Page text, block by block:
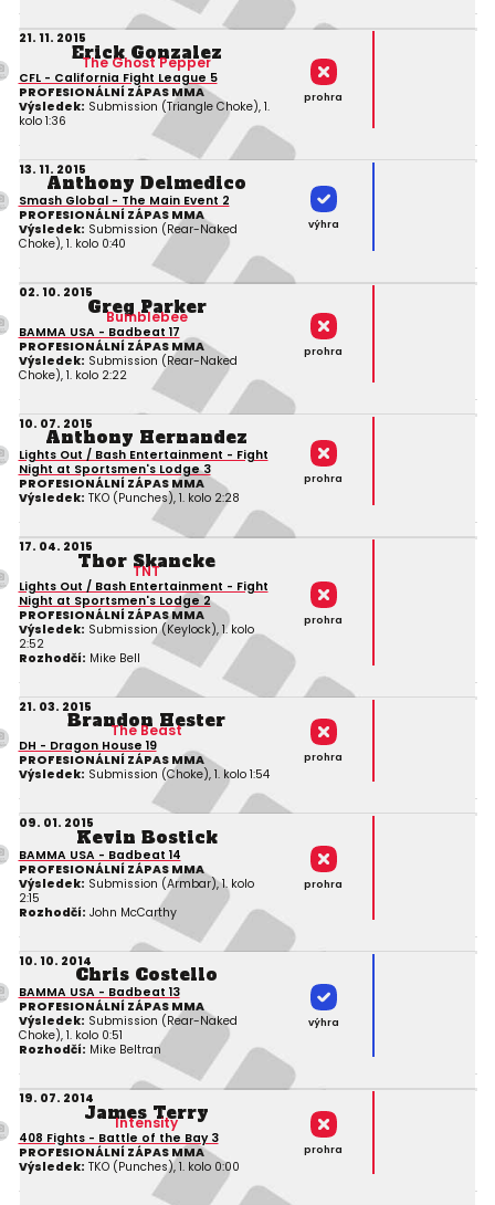
21. 11. 2015
Erick Gonzalez
The Ghost Pepper
CFL - California Fight League 5
PROFESIONÁLNÍ ZÁPAS MMA
Výsledek: Submission (Triangle Choke), 1.
kolo 1:36
prohra
13. 11. 2015
Anthony Delmedico
Smash Global - The Main Event 2
PROFESIONÁLNÍ ZÁPAS MMA
Výsledek: Submission (Rear-Naked
Choke), 1. kolo 0:40
výhra
02. 10. 2015
Greg Parker
Bumblebee
BAMMA USA - Badbeat 17
PROFESIONÁLNÍ ZÁPAS MMA
Výsledek: Submission (Rear-Naked
Choke), 1. kolo 2:22
prohra
10. 07. 2015
Anthony Hernandez
Lights Out / Bash Entertainment - Fight
Night at Sportsmen's Lodge 3
PROFESIONÁLNÍ ZÁPAS MMA
Výsledek: TKO (Punches), 1. kolo 2:28
prohra
17. 04. 2015
Thor Skancke
TNT
Lights Out / Bash Entertainment - Fight
Night at Sportsmen's Lodge 2
PROFESIONÁLNÍ ZÁPAS MMA
Výsledek: Submission (Keylock), 1. kolo
2:52
Rozhodčí: Mike Bell
prohra
21. 03. 2015
Brandon Hester
The Beast
DH - Dragon House 19
PROFESIONÁLNÍ ZÁPAS MMA
Výsledek: Submission (Choke), 1. kolo 1:54
prohra
09. 01. 2015
Kevin Bostick
BAMMA USA - Badbeat 14
PROFESIONÁLNÍ ZÁPAS MMA
Výsledek: Submission (Armbar), 1. kolo
2:15
Rozhodčí: John McCarthy
prohra
10. 10. 2014
Chris Costello
BAMMA USA - Badbeat 13
PROFESIONÁLNÍ ZÁPAS MMA
Výsledek: Submission (Rear-Naked
Choke), 1. kolo 0:51
Rozhodčí: Mike Beltran
výhra
19. 07. 2014
James Terry
Intensity
408 Fights - Battle of the Bay 3
PROFESIONÁLNÍ ZÁPAS MMA
Výsledek: TKO (Punches), 1. kolo 0:00
prohra